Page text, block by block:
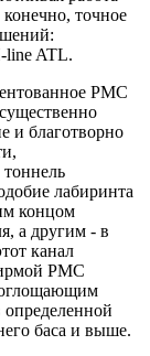
точное
line ATL.
PMC
и благотворно
лабиринта
концом
а другим - в
канал
РМС
баса и выше.